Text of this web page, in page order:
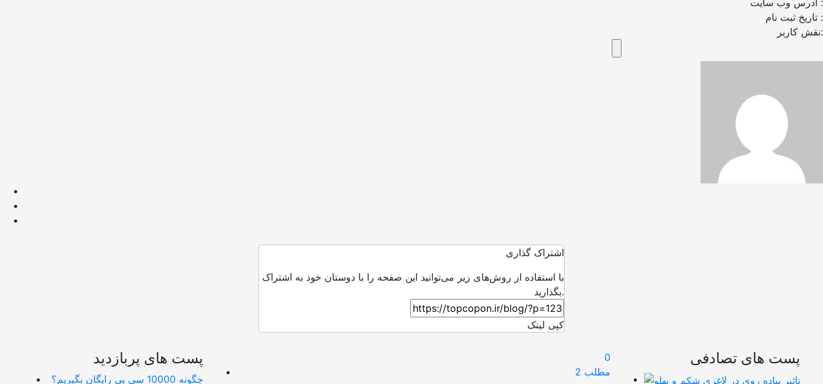
آدرس وب سایت :
تاریخ ثبت نام :
نقش کاربر:
اشتراک گذاری
با استفاده از روش‌های زیر می‌توانید این صفحه را با دوستان خود به اشتراک
بگذارید.
کپی لینک
پست های پربازدید
چگونه 10000 سی پی رایگان بگیریم؟
0
مطلب 2
پست های تصادفی